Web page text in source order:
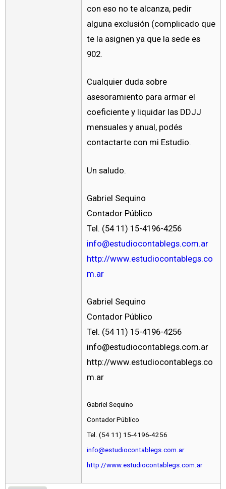
con eso no te alcanza, pedir
alguna exclusión (complicado que
te la asignen ya que la sede es
902.
Cualquier duda sobre
asesoramiento para armar el
coeficiente y liquidar las DDJJ
mensuales y anual, podés
contactarte con mi Estudio.
Un saludo.
Gabriel Sequino
Contador Público
Tel. (54 11) 15-4196-4256
info@estudiocontablegs.com.ar
http://www.estudiocontablegs.co
m.ar
Gabriel Sequino
Contador Público
Tel. (54 11) 15-4196-4256
info@estudiocontablegs.com.ar
http://www.estudiocontablegs.co
m.ar
Gabriel Sequino
Contador Público
Tel. (54 11) 15-4196-4256
info@estudiocontablegs.com.ar
http://www.estudiocontablegs.com.ar